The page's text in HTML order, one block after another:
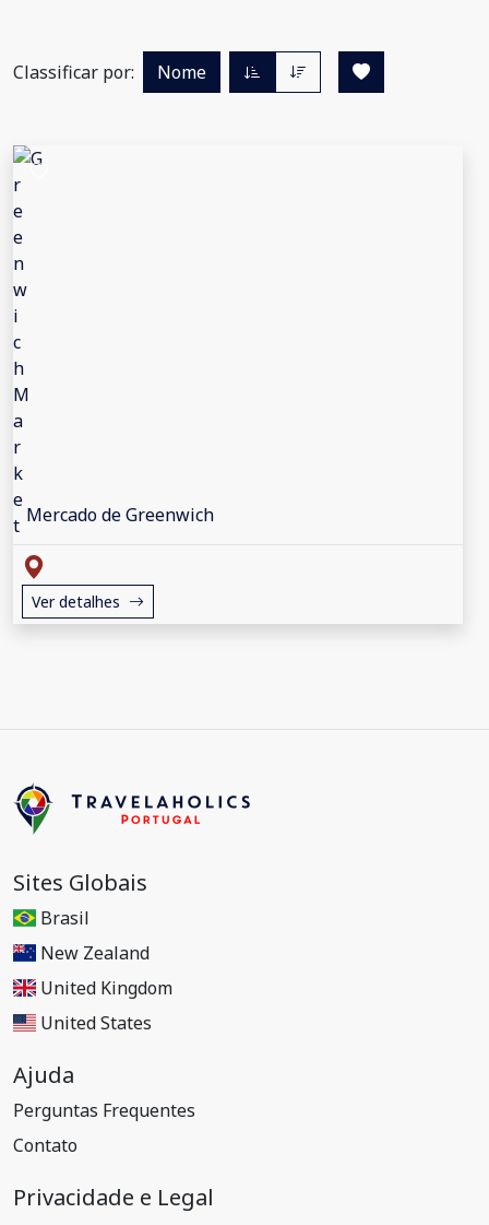
Classificar por: Nome
Mercado de Greenwich
Ver detalhes
Sites Globais
Brasil
New Zealand
United Kingdom
United States
Ajuda
Perguntas Frequentes
Contato
Privacidade e Legal